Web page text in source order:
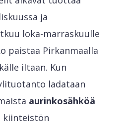
ja
loka-marraskuulle
paistaa Pirkanmaalla
iltaan. Kun
ladataan
aurinkosähköä
kiinteistön